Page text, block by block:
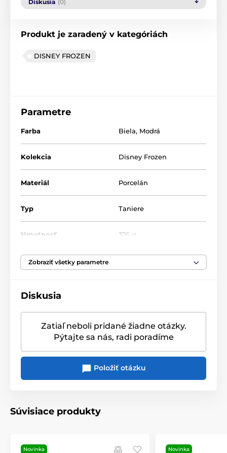
Diskusia (0)
Produkt je zaradený v kategóriách
DISNEY FROZEN
Parametre
Farba Biela, Modrá
Kolekcia Disney Frozen
Materiál Porcelán
Typ Taniere
Hmotnosť 326 g
Vhodný do mikrovlnnej
rúry
Vhodný do umývačky
Originálny obal/balenie
Priemyselná krabica
biela,V priemyselnej
Zobraziť všetky parametre
Diskusia
Zatiaľ neboli pridané žiadne otázky.
Pýtajte sa nás, radi poradíme
Položiť otázku
Súvisiace produkty
Novinka
Novinka